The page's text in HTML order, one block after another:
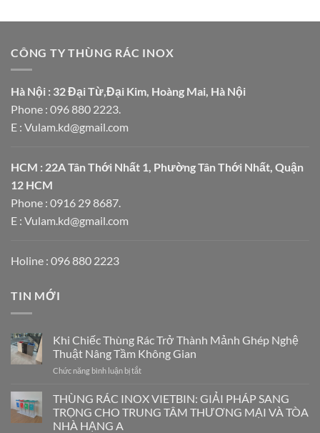
CÔNG TY THÙNG RÁC INOX
Hà Nội : 32 Đại Từ,Đại Kim, Hoàng Mai, Hà Nội
Phone : 096 880 2223.
E : Vulam.kd@gmail.com
HCM : 22A Tân Thới Nhất 1, Phường Tân Thới Nhất, Quận
12 HCM
Phone : 0916 29 8687.
E : Vulam.kd@gmail.com
Holine : 096 880 2223
TIN MỚI
Khi Chiếc Thùng Rác Trở Thành Mảnh Ghép Nghệ
Thuật Nâng Tầm Không Gian
Chức năng bình luận bị tắtở
Chiếc
Thùng
Rác
THÙNG RÁC INOX VIETBIN: GIẢI PHÁP SANG
TRỌNG CHO TRUNG TÂM THƯƠNG MẠI VÀ TÒA
NHÀ HẠNG A